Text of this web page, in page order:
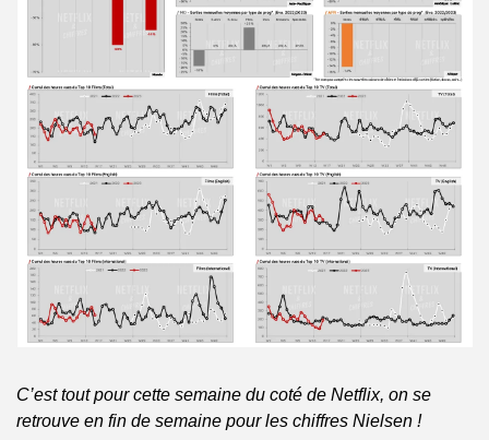
C’est tout pour cette semaine du coté de Netflix, on se
retrouve en fin de semaine pour les chiffres Nielsen !